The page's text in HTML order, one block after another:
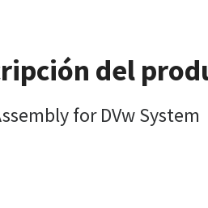
del
for DVw System